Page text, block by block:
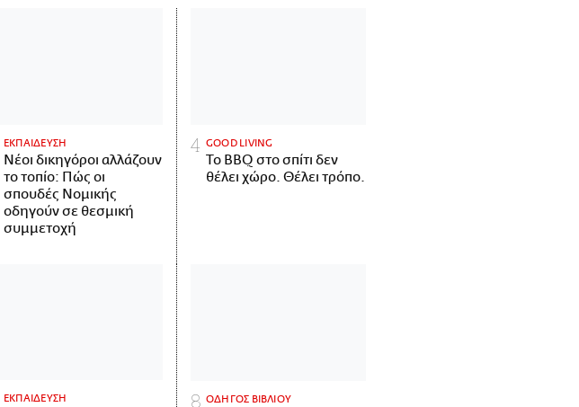
ΕΚΠΑΙΔΕΥΣΗ
Νέοι δικηγόροι αλλάζουν
το τοπίο: Πώς οι
σπουδές Νομικής
οδηγούν σε θεσμική
συμμετοχή
GOOD LIVING
Το BBQ στο σπίτι δεν
θέλει χώρο. Θέλει τρόπο.
ΕΚΠΑΙΔΕΥΣΗ ΟΔΗΓΟΣ ΒΙΒΛΙΟΥ